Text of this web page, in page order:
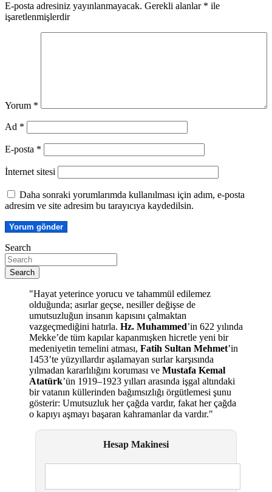
E-posta adresiniz yayınlanmayacak. Gerekli alanlar * ile
işaretlenmişlerdir
Yorum *
Ad *
E-posta *
İnternet sitesi
Daha sonraki yorumlarımda kullanılması için adım, e-posta
adresim ve site adresim bu tarayıcıya kaydedilsin.
Search
Search
"Hayat yeterince yorucu ve tahammül edilemez
olduğunda; asırlar geçse, nesiller değişse de
umutsuzluğun insanın kapısını çalmaktan
vazgeçmediğini hatırla. Hz. Muhammed’in 622 yılında
Mekke’de tüm kapılar kapanmışken hicretle yeni bir
medeniyetin temelini atması, Fatih Sultan Mehmet’in
1453’te yüzyıllardır aşılamayan surlar karşısında
yılmadan kararlılığını koruması ve Mustafa Kemal
Atatürk’ün 1919–1923 yılları arasında işgal altındaki
bir vatanın küllerinden bağımsızlığı örgütlemesi şunu
gösterir: Umutsuzluk her çağda vardır, fakat her çağda
o kapıyı aşmayı başaran kahramanlar da vardır."
Hesap Makinesi